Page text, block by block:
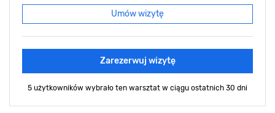
Umów wizytę
Zarezerwuj wizytę
5 użytkowników wybrało ten warsztat w ciągu ostatnich 30 dni